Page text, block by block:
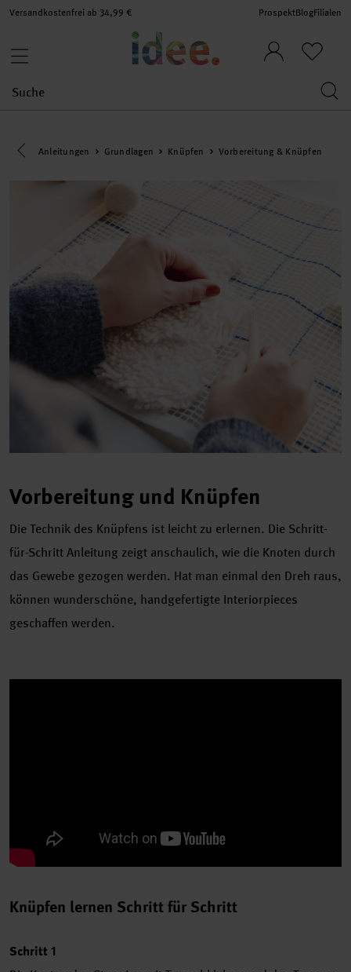
Versandkostenfrei ab 34,99 € ProspektBlogFilialen
Eine Kategorie zurück navigieren
Anleitungen Grundlagen Knüpfen Vorbereitung & Knüpfen
Vorbereitung und Knüpfen
Die Technik des Knüpfens ist leicht zu erlernen. Die Schritt-
für-Schritt Anleitung zeigt anschaulich, wie die Knoten durch
das Gewebe gezogen werden. Hat man einmal den Dreh raus,
können wunderschöne, handgefertigte Interiorpieces
geschaffen werden.
Knüpfen lernen Schritt für Schritt
Schritt 1